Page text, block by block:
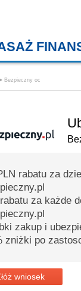
Bezpieczny oc
rabatu za
za każde
zakup i
zniżki po
wniosek